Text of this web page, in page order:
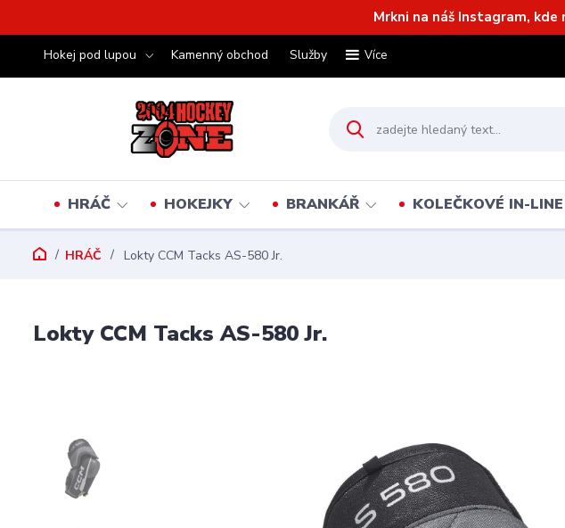
Mrkni na náš Instagram, kde
Hokej pod lupou Kamenný obchod Služby Více
HRÁČ HOKEJKY BRANKÁŘ KOLEČKOVÉ IN-
HRÁČ Lokty CCM Tacks AS-580 Jr.
Lokty CCM Tacks AS-580 Jr.